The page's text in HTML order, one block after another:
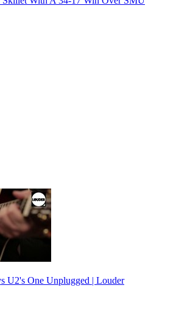
U2's One Unplugged | Louder